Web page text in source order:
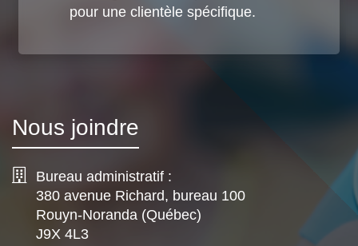
pour une clientèle spécifique.
Nous joindre
Bureau administratif :
380 avenue Richard, bureau 100
Rouyn-Noranda (Québec)
J9X 4L3